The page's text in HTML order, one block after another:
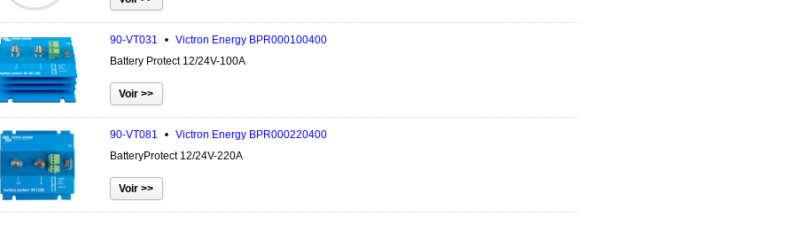
90-VT031 Victron Energy BPR000100400
Battery Protect 12/24V-100A
90-VT081 Victron Energy BPR000220400
BatteryProtect 12/24V-220A